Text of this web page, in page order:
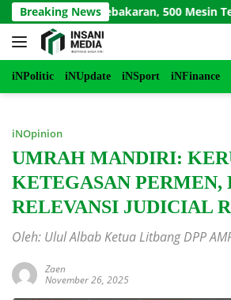
Langsung
ke
konten
Breaking News
Picu Kebakaran, 500 Mesin Tenun di
iNPolitic iNUpdate iNSport iNFinance
iNOpinion
UMRAH MANDIRI:
KETEGASAN PERMEN,
RELEVANSI JUDICIAL
Oleh: Ulul Albab Ketua Litbang DPP
Zaen
November 26, 2025